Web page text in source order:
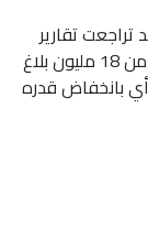
تراجعت تقارير
فيسبوك إلى النظام العالمي للإبلاغ عن الجرائم من 18 مليون بلاغ
2023 إلى 11.1 مليون في عام 2024، أي بانخفاض قدره